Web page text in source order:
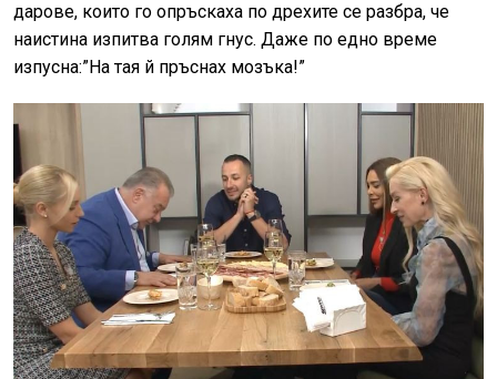
дарове, които го опръскаха по дрехите се разбра, че
наистина изпитва голям гнус. Даже по едно време
изпусна:”На тая й пръснах мозъка!”